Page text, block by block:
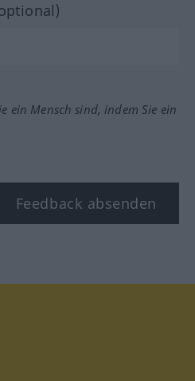
ein Mensch sind, indem Sie ein
Feedback absenden